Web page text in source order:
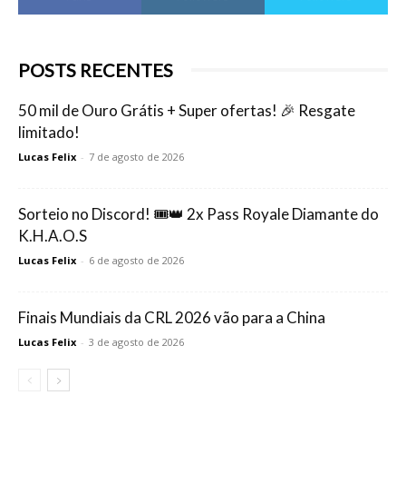
POSTS RECENTES
50 mil de Ouro Grátis + Super ofertas! 🎉 Resgate
limitado!
Lucas Felix - 7 de agosto de 2026
Sorteio no Discord! 🎟️👑 2x Pass Royale Diamante do
K.H.A.O.S
Lucas Felix - 6 de agosto de 2026
Finais Mundiais da CRL 2026 vão para a China
Lucas Felix - 3 de agosto de 2026